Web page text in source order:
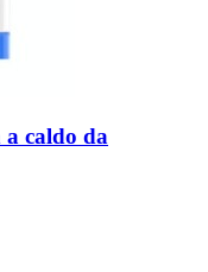
a caldo da